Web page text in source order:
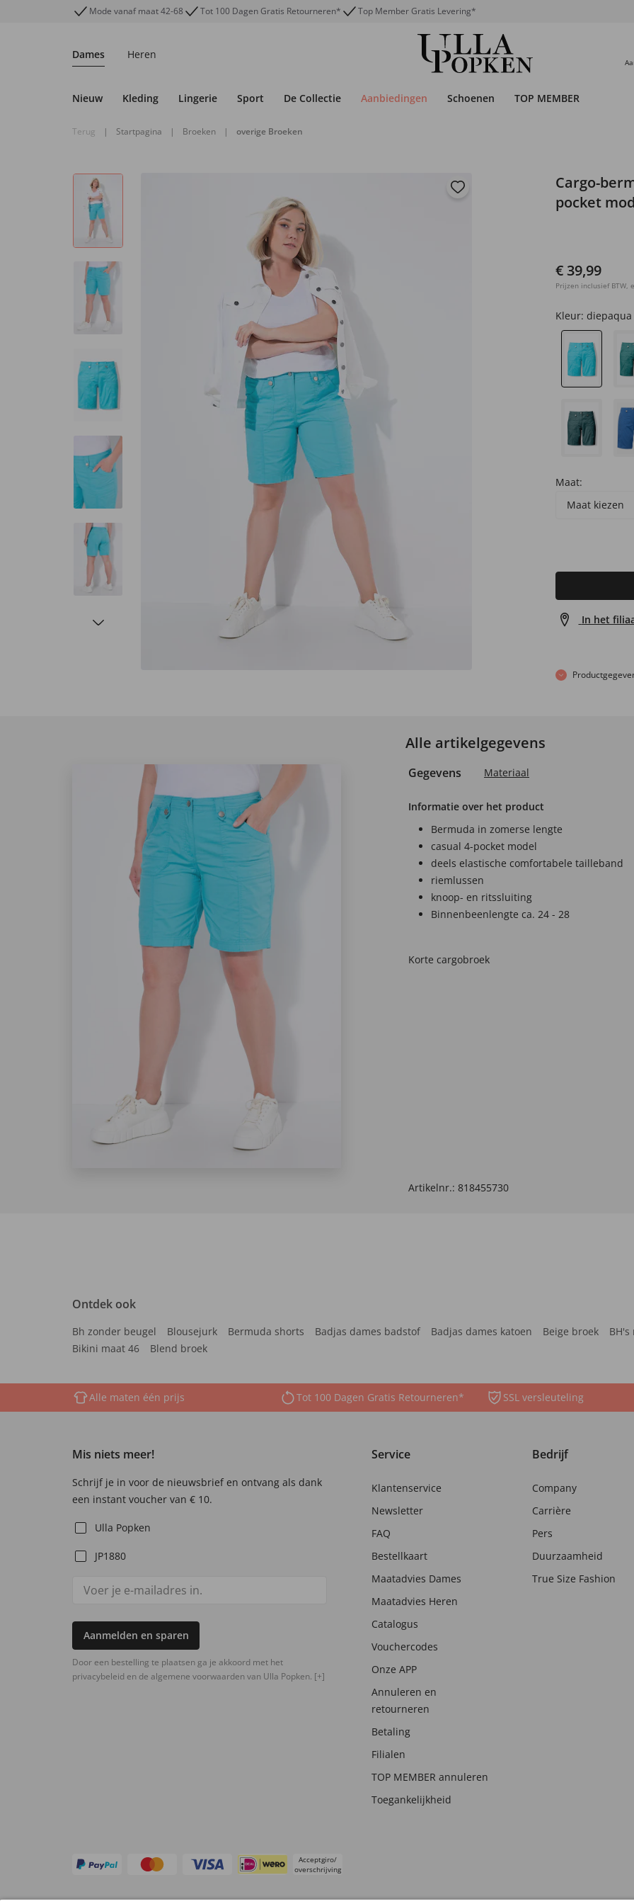
Mode vanaf maat 42-68 Tot 100 Dagen Gratis Retourneren* Top Member Gratis Levering*
Dames Heren
Nieuw Kleding Lingerie Sport De Collectie Aanbiedingen Schoenen TOP MEMBER
Terug | Startpagina | Broeken | overige Broeken
Cargo-
pocket
€ 39,99
Prijzen inclusief BTW,
Kleur: diepaqua
Maat:
Maat kiezen
In het
Alle artikelgegevens
Gegevens Materiaal
Informatie over het product
Bermuda in zomerse lengte
casual 4-pocket model
deels elastische comfortabele tailleband
riemlussen
knoop- en ritssluiting
Binnenbeenlengte ca. 24 - 28
Korte cargobroek
Artikelnr.: 818455730
Ontdek ook
Bh zonder beugel Blousejurk Bermuda shorts Badjas dames badstof Badjas dames katoen Beige broek
Bikini maat 46
Blend broek
Alle maten één prijs Tot 100 Dagen Gratis Retourneren* SSL versleuteling
Mis niets meer!
Schrijf je in voor de nieuwsbrief en ontvang als dank
een instant voucher van € 10.
Ulla Popken
JP1880
Aanmelden en sparen
Door een bestelling te plaatsen ga je akkoord met het
privacybeleid en de algemene voorwaarden van Ulla Popken. [+]
Service
Klantenservice
Newsletter
FAQ
Bestellkaart
Maatadvies Dames
Maatadvies Heren
Catalogus
Vouchercodes
Onze APP
Annuleren en
retourneren
Betaling
Filialen
TOP MEMBER annuleren
Toegankelijkheid
Bedrijf
Company
Carrière
Pers
Duurzaamheid
True Size Fashion
Acceptgiro/
overschrijving